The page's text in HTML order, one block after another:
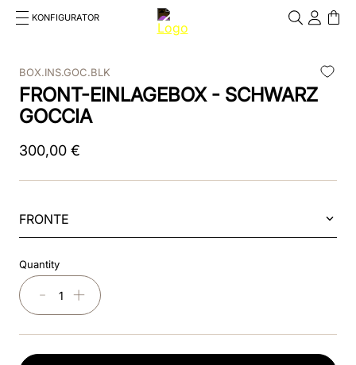
KONFIGURATOR
TOP SEARCHES
1.kep cromo 2 0
2.helmet
4.polo
5.accessori
front
BOX.INS.GOC.BLK
FRONT-EINLAGEBOX - SCHWARZ
GOCCIA
300,00 €
FRONTE
Quantity
＋
－